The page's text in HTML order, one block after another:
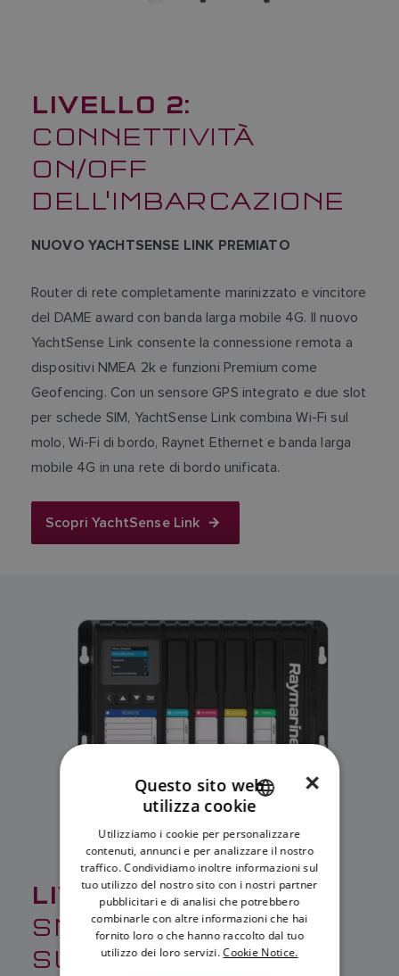
LIVELLO 2:
CONNETTIVITÀ
ON/OFF
DELL'IMBARCAZIONE
NUOVO YACHTSENSE LINK PREMIATO
Router di rete completamente marinizzato e vincitore
del DAME award con banda larga mobile 4G. Il nuovo
YachtSense Link consente la connessione remota a
dispositivi NMEA 2k e funzioni Premium come
Geofencing. Con un sensore GPS integrato e due slot
per schede SIM, YachtSense Link combina Wi-Fi sul
molo, Wi-Fi di bordo, Raynet Ethernet e banda larga
mobile 4G in una rete di bordo unificata.
Scopri YachtSense Link
LIVELLO 3:LA TUA
SMART HOME
SULL'ACQUA
ENGLISH
FRENCH
DANISH
ITALIAN
SWEDISH
×
Questo sito web
utilizza cookie
Utilizziamo i cookie per personalizzare
contenuti, annunci e per analizzare il nostro
traffico. Condividiamo inoltre informazioni sul
tuo utilizzo del nostro sito con i nostri partner
pubblicitari e di analisi che potrebbero
combinarle con altre informazioni che hai
fornito loro o che hanno raccolto dal tuo
utilizzo dei loro servizi. Cookie Notice.